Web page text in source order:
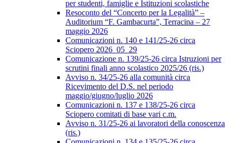
per studenti, famiglie e Istituzioni scolastiche
Resoconto del “Concerto per la Legalità” –
Auditorium “F. Gambacurta”, Terracina – 27
maggio 2026
Comunicazioni n. 140 e 141/25-26 circa
Sciopero 2026_05_29
Comunicazione n. 139/25-26 circa Istruzioni per
scrutini finali anno scolastico 2025/26 (ris.)
Avviso n. 34/25-26 alla comunità circa
Ricevimento del D.S. nel periodo
maggio/giugno/luglio 2026
Comunicazioni n. 137 e 138/25-26 circa
Sciopero comitati di base vari c.m.
Avviso n. 31/25-26 ai lavoratori della conoscenza
(ris.)